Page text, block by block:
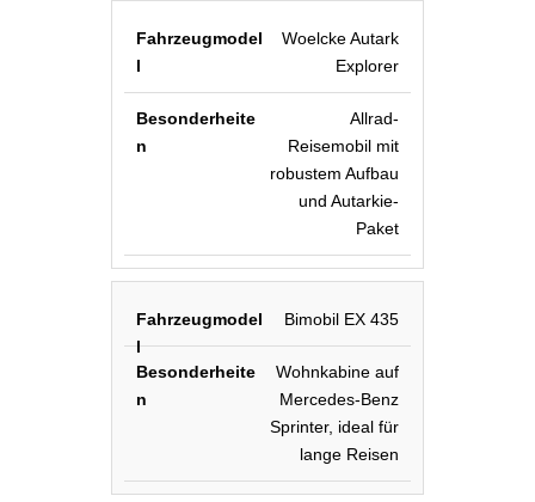
Woelcke Autark
Explorer
Allrad-
Reisemobil mit
robustem Aufbau
und Autarkie-
Paket
Bimobil EX 435
Wohnkabine auf
Mercedes-Benz
Sprinter, ideal für
lange Reisen